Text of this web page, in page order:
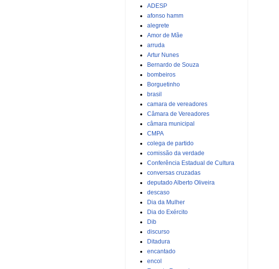
ADESP
afonso hamm
alegrete
Amor de Mãe
arruda
Artur Nunes
Bernardo de Souza
bombeiros
Borguetinho
brasil
camara de vereadores
Câmara de Vereadores
câmara municipal
CMPA
colega de partido
comissão da verdade
Conferência Estadual de Cultura
conversas cruzadas
deputado Alberto Oliveira
descaso
Dia da Mulher
Dia do Exército
Dib
discurso
Ditadura
encantado
encol